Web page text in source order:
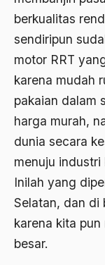
berkualitas
sendiripun
motor RRT
karena mudah
pakaian dalam
harga murah,
dunia secara
menuju
Inilah yang
Selatan, dan di
karena kita
besar.
Aktivis Muda
akulturasi
akulturasi budaya
al qaeda
Al-Azhar
Al-Ghazali
Al-Ikhwanu Al-
Al-Ikhwanul